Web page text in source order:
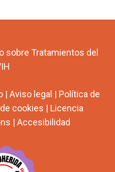
sobre Tratamientos del
| Aviso legal | Política de
cookies | Licencia
| Accesibilidad